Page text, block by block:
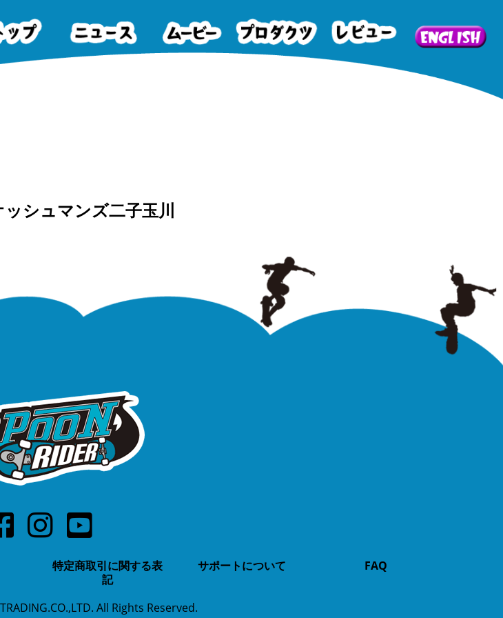
ッシュマンズ二子玉川
特定商取引に関する表
記
サポートについて FAQ
All Rights Reserved.